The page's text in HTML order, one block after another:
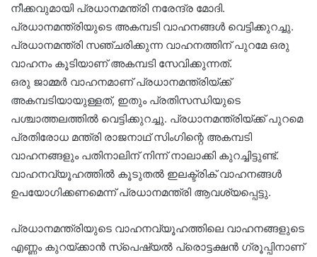
നീക്കവുമായി പ്രധാനമന്ത്രി നരേന്ദ്ര മോദി.
പ്രധാനമന്ത്രിയുടെ അകമ്പടി വാഹനങ്ങൾ വെട്ടിക്കുറച്ചു.
പ്രധാനമന്ത്രി സഞ്ചരിക്കുന്ന വാഹനത്തിന് പുറമേ ഒരു
വാഹനം കൂടിയാണ് അകമ്പടി സേവിക്കുന്നത്.
ഒരു ജാമ്മർ വാഹനമാണ് പ്രധാനമന്ത്രിയ്ക്ക്
അകമ്പടിയായുള്ളത്, ഇതും പ്രതിസന്ധിയുടെ
പശ്ചാത്തലത്തിൽ വെട്ടിക്കുറച്ചു. പ്രധാനമന്ത്രിയ്ക്ക് പുറമെ
പ്രതിരോധ മന്ത്രി രാജനാഥ് സിംഗിന്റെ അകമ്പടി
വാഹനങ്ങളും പതിനാലിന് നിന്ന് നാലാക്കി കുറച്ചിട്ടുണ്ട്.
വാഹനവ്യൂഹത്തിൽ കൂടുതൽ ഇലക്ട്രിക് വാഹനങ്ങൾ
ഉപയോഗിക്കണമെന്ന് പ്രധാനമന്ത്രി ആവശ്യപ്പെട്ടു.
പ്രധാനമന്ത്രിയുടെ വാഹനവ്യൂഹത്തിലെ വാഹനങ്ങളുടെ
എണ്ണം കുറയ്ക്കാൻ സ്പെഷ്യൽ പ്രൊട്ടക്ഷൻ ഗ്രൂപ്പിനാണ്